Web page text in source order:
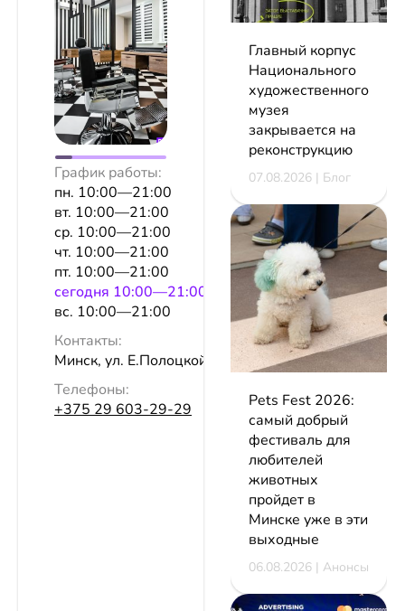
График работы:
пн. 10:00—21:00
вт. 10:00—21:00
ср. 10:00—21:00
чт. 10:00—21:00
пт. 10:00—21:00
сeгодня 10:00—21:00
вс. 10:00—21:00
Контакты:
Минск, ул. Е.Полоцкой, 5, пом. 88
Телефоны:
+375 29 603-29-29
Главный корпус
Национального
художественного
музея
закрывается на
реконструкцию
07.08.2026 | Блог
Pets Fest 2026:
самый добрый
фестиваль для
любителей
животных
пройдет в
Минске уже в эти
выходные
06.08.2026 | Анонсы